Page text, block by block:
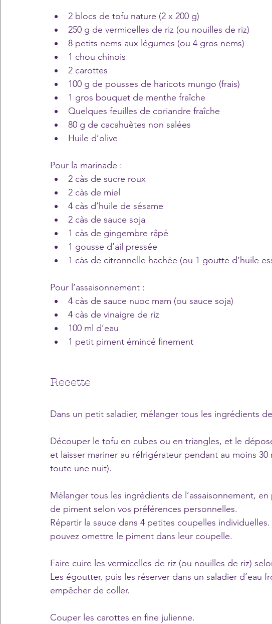
2 blocs de tofu nature (2 x 200 g)
250 g de vermicelles de riz (ou nouilles de riz)
8 petits nems aux légumes (ou 4 gros nems)
1 chou chinois
2 carottes
100 g de pousses de haricots mungo (frais)
1 gros bouquet de menthe fraîche
Quelques feuilles de coriandre fraîche
80 g de cacahuètes non salées
Huile d’olive
Pour la marinade :
2 càs de sucre roux
2 càs de miel
4 càs d’huile de sésame
2 càs de sauce soja
1 càs de gingembre râpé
1 gousse d’ail pressée
1 càs de citronnelle hachée (ou 1 goutte d’huile
Pour l’assaisonnement :
4 càs de sauce nuoc mam (ou sauce soja)
4 càs de vinaigre de riz
100 ml d’eau
1 petit piment émincé finement
Recette
Dans un petit saladier, mélanger tous les ingrédients
Découper le tofu en cubes ou en triangles, et le
et laisser mariner au réfrigérateur pendant au moins
toute une nuit).
Mélanger tous les ingrédients de l’assaisonnement,
de piment selon vos préférences personnelles.
Répartir la sauce dans 4 petites coupelles
pouvez omettre le piment dans leur coupelle.
Faire cuire les vermicelles de riz (ou nouilles de riz)
Les égoutter, puis les réserver dans un saladier d’eau
empêcher de coller.
Couper les carottes en fine julienne.